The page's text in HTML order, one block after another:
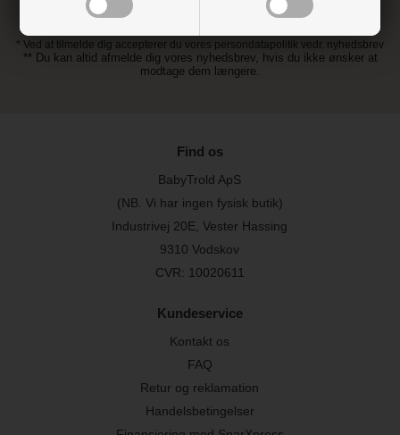
* Ved at tilmelde dig accepterer du vores persondatapolitik vedr. nyhedsbrev
** Du kan altid afmelde dig vores nyhedsbrev, hvis du ikke ønsker at
modtage dem længere.
Find os
BabyTrold ApS
(NB. Vi har ingen fysisk butik)
Industrivej 20E, Vester Hassing
9310 Vodskov
CVR: 10020611
Kundeservice
Kontakt os
FAQ
Retur og reklamation
Handelsbetingelser